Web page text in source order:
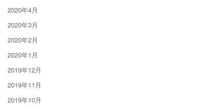
2020年4月
2020年3月
2020年2月
2020年1月
2019年12月
2019年11月
2019年10月